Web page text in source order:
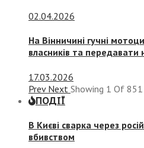
02.04.2026
На Вінничині гучні
власників та передавати
17.03.2026
Prev Next Showing 1 Of 851
ПОДІЇ
В Києві сварка через
вбивством